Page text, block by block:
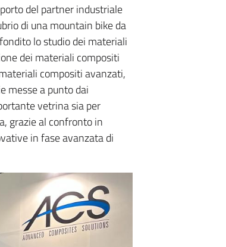
del partner industriale
di una mountain bike da
lo studio dei materiali
dei materiali compositi
compositi avanzati,
messe a punto dai
vetrina sia per
grazie al confronto in
in fase avanzata di